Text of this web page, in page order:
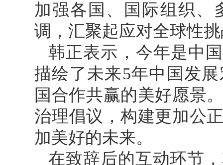
加强各国、国际组织、
调，汇聚起应对全球性
韩正表示，今年是中
描绘了未来5年中国发
国合作共赢的美好愿景
治理倡议，构建更加公
加美好的未来。
在致辞后的互动环节